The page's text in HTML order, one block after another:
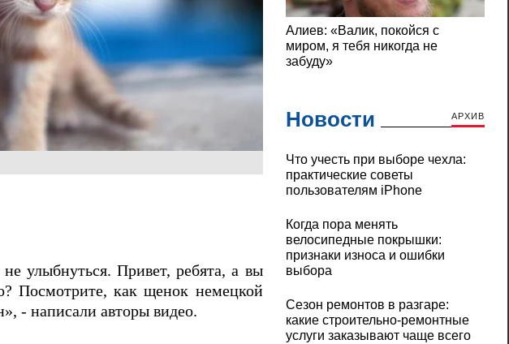
улыбнуться. Привет, ребята, а вы
Посмотрите, как щенок немецкой
- написали авторы видео.
Новости АРХИВ
Что учесть при выборе чехла:
практические советы
пользователям iPhone
Когда пора менять
велосипедные покрышки:
признаки износа и ошибки
выбора
Сезон ремонтов в разгаре:
какие строительно-ремонтные
услуги заказывают чаще всего